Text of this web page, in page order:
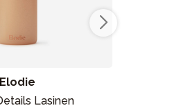
Elodie
Lasinen